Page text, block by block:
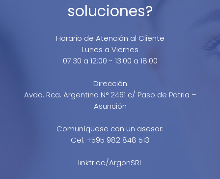
soluciones?
Horario de Atención al Cliente
Lunes a Viernes
07:30 a 12:00 - 13:00 a 18:00
Dirección
Avda. Rca. Argentina N° 2461 c/ Paso de Patria –
Asunción
Comuníquese con un asesor:
Cel: +595 982 848 513
linktr.ee/ArgonSRL